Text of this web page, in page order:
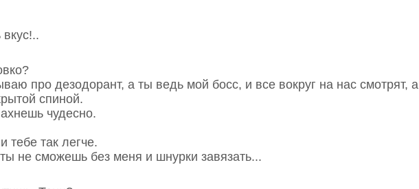
про дезодорант, а ты ведь мой босс, и все вокруг на нас смотрят, а
спиной.
чудесно.
тебе так легче.
не сможешь без меня и шнурки завязать...